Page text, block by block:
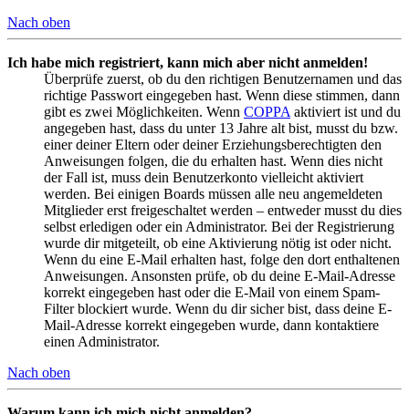
Nach oben
Ich habe mich registriert, kann mich aber nicht anmelden!
Überprüfe zuerst, ob du den richtigen Benutzernamen und das
richtige Passwort eingegeben hast. Wenn diese stimmen, dann
gibt es zwei Möglichkeiten. Wenn COPPA aktiviert ist und du
angegeben hast, dass du unter 13 Jahre alt bist, musst du bzw.
einer deiner Eltern oder deiner Erziehungsberechtigten den
Anweisungen folgen, die du erhalten hast. Wenn dies nicht
der Fall ist, muss dein Benutzerkonto vielleicht aktiviert
werden. Bei einigen Boards müssen alle neu angemeldeten
Mitglieder erst freigeschaltet werden – entweder musst du dies
selbst erledigen oder ein Administrator. Bei der Registrierung
wurde dir mitgeteilt, ob eine Aktivierung nötig ist oder nicht.
Wenn du eine E-Mail erhalten hast, folge den dort enthaltenen
Anweisungen. Ansonsten prüfe, ob du deine E-Mail-Adresse
korrekt eingegeben hast oder die E-Mail von einem Spam-
Filter blockiert wurde. Wenn du dir sicher bist, dass deine E-
Mail-Adresse korrekt eingegeben wurde, dann kontaktiere
einen Administrator.
Nach oben